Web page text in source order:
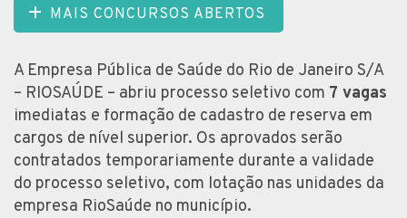
MAIS CONCURSOS ABERTOS
A Empresa Pública de Saúde do Rio de Janeiro S/A
– RIOSAÚDE – abriu processo seletivo com 7 vagas
imediatas e formação de cadastro de reserva em
cargos de nível superior. Os aprovados serão
contratados temporariamente durante a validade
do processo seletivo, com lotação nas unidades da
empresa RioSaúde no município.